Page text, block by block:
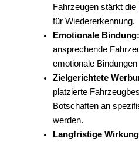
Fahrzeugen stärkt die
für Wiedererkennung.
Emotionale Bindung:
ansprechende
emotionale
Zielgerichtete
platzierte
Botschaften an
werden.
Langfristige